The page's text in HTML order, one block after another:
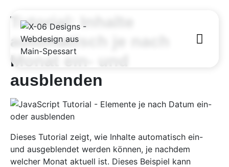
Tutorial: Inhalte
automatisch je nach
Monat ein- und
ausblenden
Dieses Tutorial zeigt, wie Inhalte automatisch ein-
und ausgeblendet werden können, je nachdem
welcher Monat aktuell ist. Dieses Beispiel kann